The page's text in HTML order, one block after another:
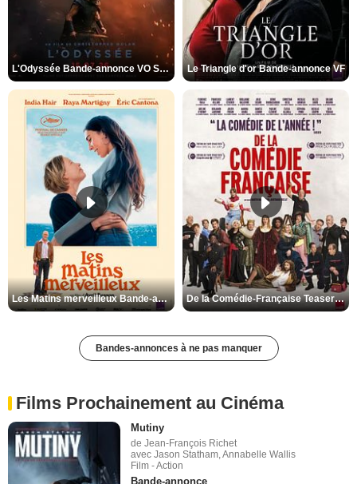
L'Odyssée Bande-annonce VO STFR Le Triangle d'or Bande-annonce VF
Les Matins merveilleux Bande-annonce VF De la Comédie-Française Teaser VF
Bandes-annonces à ne pas manquer
Films Prochainement au Cinéma
Mutiny
de Jean-François Richet
avec Jason Statham, Annabelle Wallis
Film - Action
Bande-annonce